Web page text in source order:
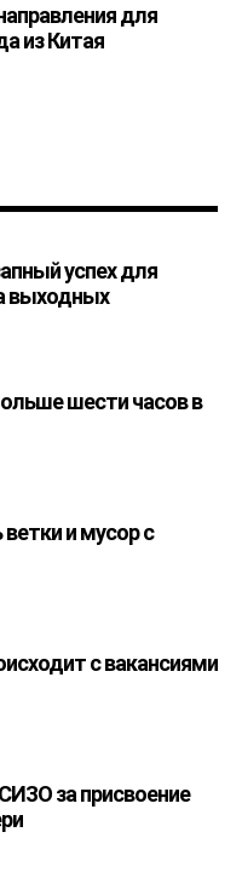
для
из Китая
успех для
выходных
шести часов в
и мусор с
с вакансиями
за присвоение